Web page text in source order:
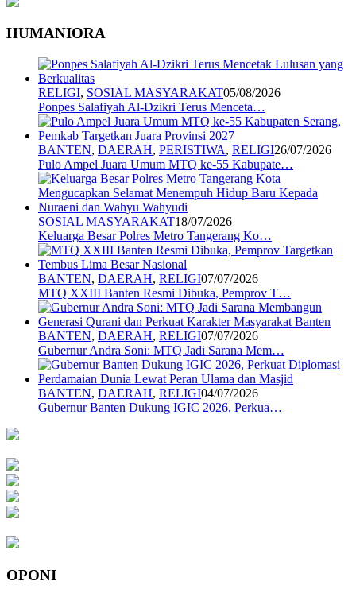
HUMANIORA
RELIGI, SOSIAL MASYARAKAT05/08/2026
Ponpes Salafiyah Al-Dzikri Terus Menceta…
BANTEN, DAERAH, PERISTIWA, RELIGI26/07/2026
Pulo Ampel Juara Umum MTQ ke-55 Kabupate…
SOSIAL MASYARAKAT18/07/2026
Keluarga Besar Polres Metro Tangerang Ko…
BANTEN, DAERAH, RELIGI07/07/2026
MTQ XXIII Banten Resmi Dibuka, Pemprov T…
BANTEN, DAERAH, RELIGI07/07/2026
Gubernur Andra Soni: MTQ Jadi Sarana Mem…
BANTEN, DAERAH, RELIGI04/07/2026
Gubernur Banten Dukung IGIC 2026, Perkua…
OPONI